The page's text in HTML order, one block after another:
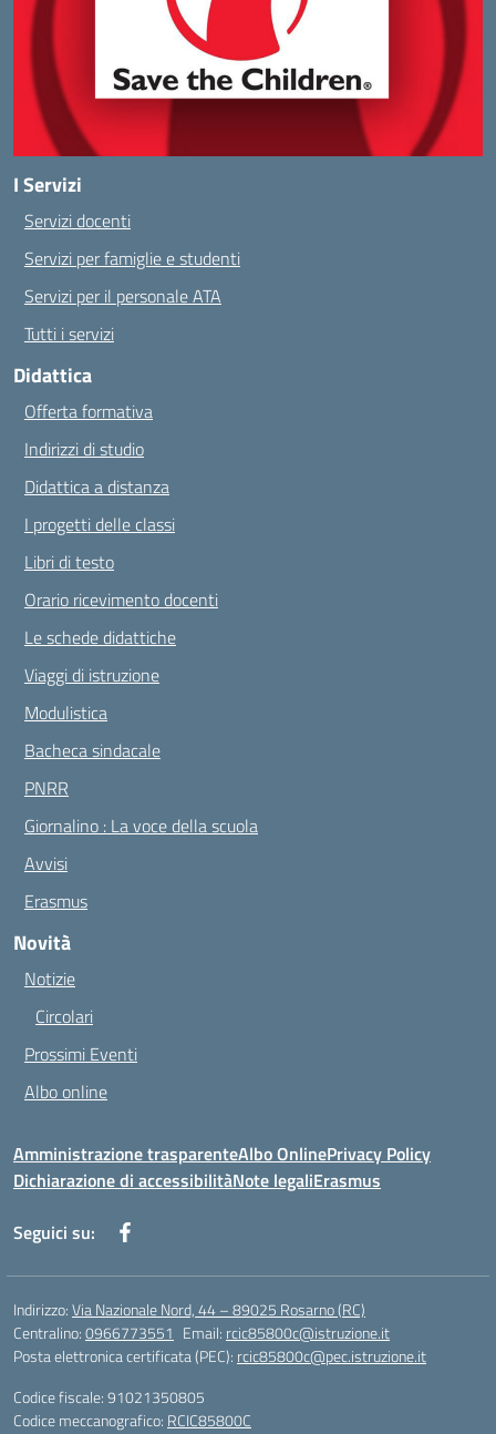
I Servizi
Servizi docenti
Servizi per famiglie e studenti
Servizi per il personale ATA
Tutti i servizi
Didattica
Offerta formativa
Indirizzi di studio
Didattica a distanza
I progetti delle classi
Libri di testo
Orario ricevimento docenti
Le schede didattiche
Viaggi di istruzione
Modulistica
Bacheca sindacale
PNRR
Giornalino : La voce della scuola
Avvisi
Erasmus
Novità
Notizie
Circolari
Prossimi Eventi
Albo online
Amministrazione trasparenteAlbo OnlinePrivacy Policy
Dichiarazione di accessibilitàNote legaliErasmus
Seguici su:
Indirizzo:Via Nazionale Nord, 44 – 89025 Rosarno (RC)
Centralino:0966773551 Email: rcic85800c@istruzione.it
Posta elettronica certificata (PEC): rcic85800c@pec.istruzione.it
Codice fiscale: 91021350805
Codice meccanografico: RCIC85800C